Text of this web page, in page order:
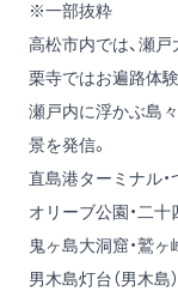
※一部抜粋
高松市内では、瀬戸
栗寺ではお遍路体験
瀬戸内に浮かぶ島
景を発信。
直島港ターミナル・
オリーブ公園 ・二十
鬼ヶ島大洞窟・鷲ヶ
男木島灯台（男木島）